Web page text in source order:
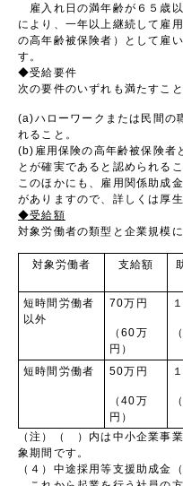
雇入れ日の満年齢が６５歳
により、一年以上継続して雇
の高年齢被保険者）として雇
す。
◆受給要件
次の要件のいずれも満たすこと
(a)ハローワークまたは民間の
れること。
(b)雇用保険の高年齢被保険者
とが確実であると認められるこ
このほかにも、雇用関係助成
がありますので、詳しくは厚
◆受給額
対象労働者の類型と企業規模
対象労働者 支給額
短時間労働者
以外
70万円
（60万
円）
短時間労働者 50万円
（40万
円）
（注）（ ）内は中小企業事
象期間です。
（４）中途採用等支援助成金